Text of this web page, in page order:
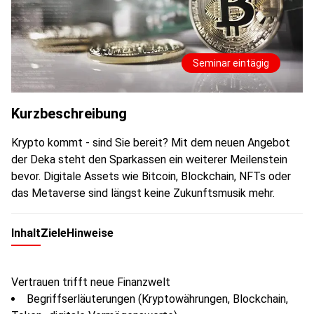
Seminar eintägig
Kurzbeschreibung
Krypto kommt - sind Sie bereit? Mit dem neuen Angebot
der Deka steht den Sparkassen ein weiterer Meilenstein
bevor. Digitale Assets wie Bitcoin, Blockchain, NFTs oder
das Metaverse sind längst keine Zukunftsmusik mehr.
InhaltZieleHinweise
Vertrauen trifft neue Finanzwelt
Begriffserläuterungen (Kryptowährungen, Blockchain,